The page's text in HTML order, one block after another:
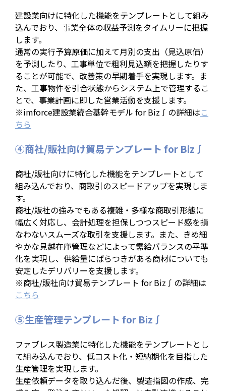
建設業向けに特化した機能をテンプレートとして組み
込んでおり、事業全体の収益予測をタイムリーに把握
します。
通常の実行予算原価に加えて月別の支出（見込原価）
を予測したり、工事単位で粗利見込額を把握したりす
ることが可能で、改善策の早期着手を実現します。ま
た、工事物件を引合状態からシステム上で管理するこ
とで、事業計画に即した営業活動を支援します。
※imforce建設業統合基幹モデル for Biz∫の詳細はこ
ちら
④商社/販社向け貿易テンプレート for Biz∫
商社/販社向けに特化した機能をテンプレートとして
組み込んでおり、商取引のスピードアップを実現しま
す。
商社/販社の強みでもある複雑・多様な商取引形態に
幅広く対応し、会計処理を担保しつつスピード感を損
なわないスムーズな取引を支援します。また、きめ細
やかな見越在庫管理などによって需給バランスの平準
化を実現し、供給量にばらつきがある商材についても
安定したデリバリーを支援します。
※商社/販社向け貿易テンプレート for Biz∫の詳細は
こちら
⑤生産管理テンプレート for Biz∫
ファブレス製造業に特化した機能をテンプレートとし
て組み込んでおり、低コスト化・短納期化を目指した
生産管理を実現します。
生産依頼データを取り込んだ後、製造指図の作成、完